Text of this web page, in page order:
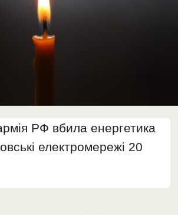
РФ вбила енергетика
електромережі 20